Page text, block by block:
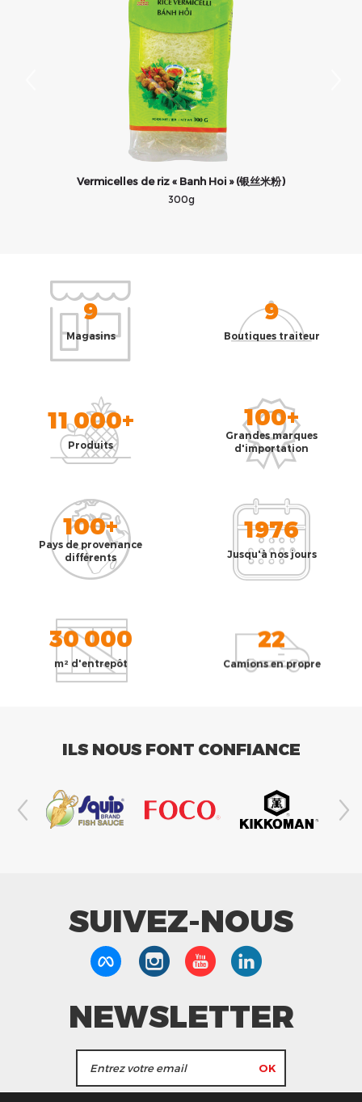
Vermicelles de riz « Banh Hoi » (银丝米粉)
300g
9
Magasins
9
Boutiques traiteur
11 000+
Produits
100+
Grandes marques
d'importation
100+
Pays de provenance
différents
1976
Jusqu'à nos jours
30 000
m² d'entrepôt
22
Camions en propre
ILS NOUS FONT CONFIANCE
SUIVEZ-NOUS
NEWSLETTER